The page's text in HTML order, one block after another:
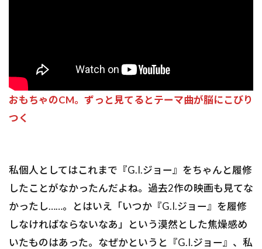
おもちゃのCM。ずっと見てるとテーマ曲が脳にこびり
つく
私個人としてはこれまで『G.I.ジョー』をちゃんと履修
したことがなかったんだよね。過去2作の映画も見てな
かったし……。とはいえ「いつか『G.I.ジョー』を履修
しなければならないなあ」という漠然とした焦燥感め
いたものはあった。なぜかというと『G.I.ジョー』、私